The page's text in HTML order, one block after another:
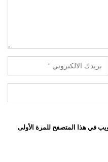
في هذا المتصفح للمرة الأولى